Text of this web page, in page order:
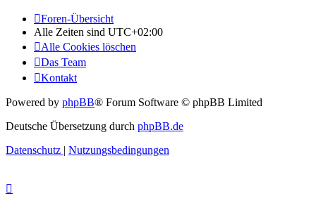
Foren-Übersicht
Alle Zeiten sind UTC+02:00
Alle Cookies löschen
Das Team
Kontakt
Powered by phpBB® Forum Software © phpBB Limited
Deutsche Übersetzung durch phpBB.de
Datenschutz | Nutzungsbedingungen